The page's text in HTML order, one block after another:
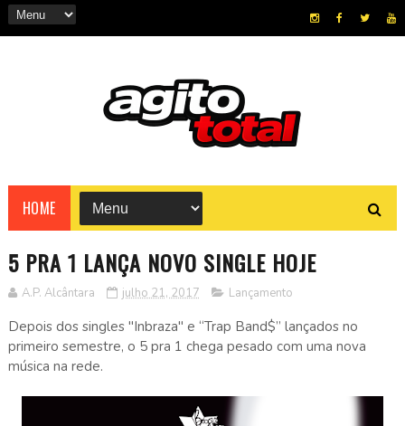
HOME
5 PRA 1 LANÇA NOVO SINGLE HOJE
A.P. Alcântara julho 21, 2017 Lançamento
Depois dos singles "Inbraza" e “Trap Band$” lançados no
primeiro semestre, o 5 pra 1 chega pesado com uma nova
música na rede.